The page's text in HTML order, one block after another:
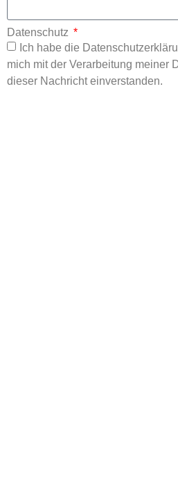
Datenschutz
Ich habe die
mich mit der Verarbeitung meiner
dieser Nachricht einverstanden.